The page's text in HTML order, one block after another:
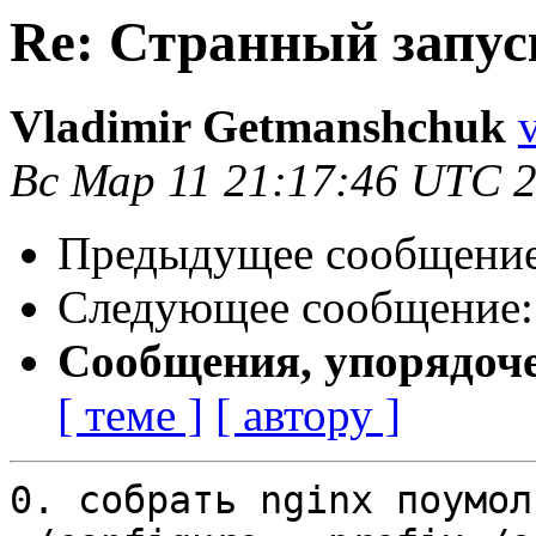
Re: Странный
Vladimir Getmanshchuk
Вс Мар 11 21:17:46 UTC
Предыдущее
Следующее
Сообщения,
[ теме ] [ автору ]
0. собрать nginx